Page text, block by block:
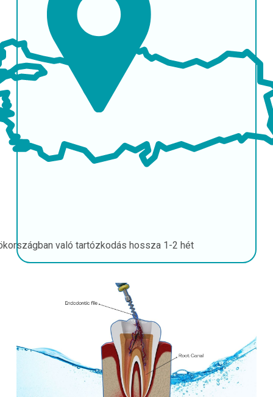
való tartózkodás hossza 1-2 hét